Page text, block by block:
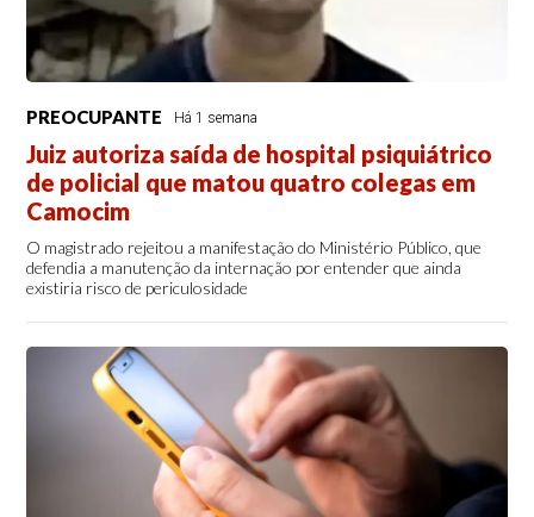
PREOCUPANTE Há 1 semana
Juiz autoriza saída de hospital psiquiátrico
de policial que matou quatro colegas em
Camocim
O magistrado rejeitou a manifestação do Ministério Público, que
defendia a manutenção da internação por entender que ainda
existiria risco de periculosidade